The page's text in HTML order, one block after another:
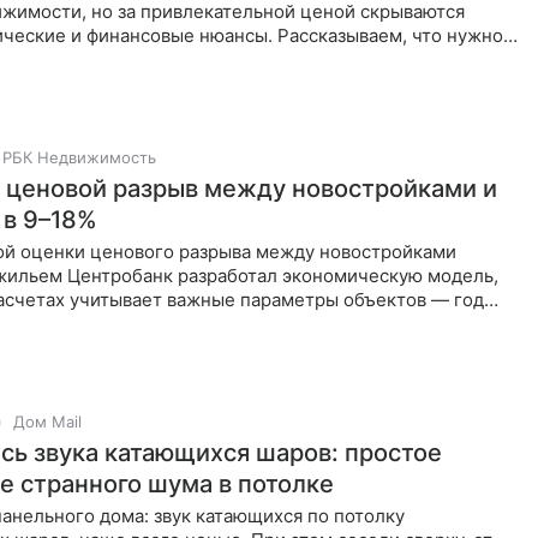
но за привлекательной ценой скрываются
и финансовые нюансы. Рассказываем, что нужно
РБК Недвижимость
разрыв между новостройками и
9–18%
оценки ценового разрыва между новостройками
Центробанк разработал экономическую модель,
учитывает важные параметры объектов — год
Дом Mail
звука катающихся шаров: простое
странного шума в потолке
дома: звук катающихся по потолку